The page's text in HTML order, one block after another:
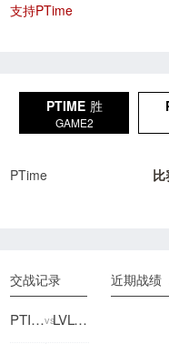
支持PTime
PTIME 胜
GAME2
PTime
近期战绩
交战记录
PTIMEvs LVLUP